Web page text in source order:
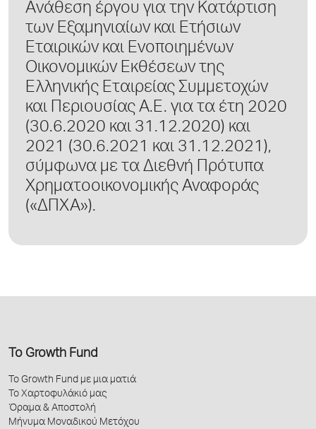
Aνάθεση έργου για την Κατάρτιση
των Εξαμηνιαίων και Ετήσιων
Εταιρικών και Ενοποιημένων
Οικονομικών Εκθέσεων της
Ελληνικής Εταιρείας Συμμετοχών
και Περιουσίας Α.Ε. για τα έτη 2020
(30.6.2020 και 31.12.2020) και
2021 (30.6.2021 και 31.12.2021),
σύμφωνα με τα Διεθνή Πρότυπα
Χρηματοοικονομικής Αναφοράς
(«ΔΠΧΑ»).
Το Growth Fund
Το Growth Fund με μια ματιά
Το Χαρτοφυλάκιό μας
Όραμα & Αποστολή
Μήνυμα Μοναδικού Μετόχου